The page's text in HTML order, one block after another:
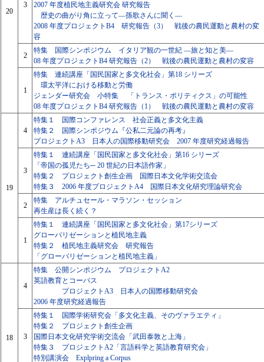
20
3
2007 年度植民地主義研究会 研究報告
歴史の曲がり角に立って―孫歌さんに聞く―
2008 年度プロジェクトB4 研究報告（3） 戦後の農民運動と農村の変
容
2
特集 国際シンポジウム イタリア観の一世紀 ―旅と知と美―
08 年度プロジェクトB4 研究報告（2） 戦後の農民運動と農村の変容
1
特集 連続講座「国民国家と多文化社会」第18 シリーズ
環太平洋における移動と労働
ジェンダー研究会 小特集 「トランス・ポリティクス」の可能性
08 年度プロジェクトB4 研究報告（1） 戦後の農民運動と農村の変容
19
4
特集１ 国際コンファレンス 社会正義と多文化主義
特集２ 国際シンポジウム『公私二元論の再考』
プロジェクトA3 日本人の国際移動研究会 2007 年度研究経過報告
3
特集１ 連続講座「国民国家と多文化社会」第16 シリーズ
「帝国の孤児たち─ 20 世紀の日本語作家」
特集２ プロジェクト創生企画 国際日本文化学術交流会
特集３ 2006 年度プロジェクトA4 国際日本文化研究理論研究会
2
特集 アルチュセール・マラソン・セッション
再生産は長く続く？
1
特集１ 連続講座「国民国家と多文化社会」第17シリーズ
グローバリゼーションと植民地主義
特集２ 植民地主義研究会 研究報告
「グローバリゼーションと植民地主義」
18
4
特集 公開シンポジウム プロジェクトA2
英語教育とコーパス
プロジェクトA3 日本人の国際移動研究会
2006 年度研究経過報告
3
特集１ 国際学術研究会「多文化主義、そのヴァラエティ」
特集２ プロジェクト創生企画
国際日本文化研究学術交流会「武田泰敦と上海」
特集３ プロジェクトA2「言語科学と英語教育研究会」
特別講演会 Explpring a Corpus